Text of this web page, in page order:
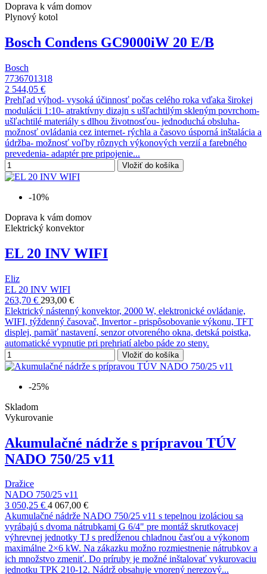
Doprava k vám domov
Plynový kotol
Bosch Condens GC9000iW 20 E/B
Bosch
7736701318
2 544,05 €
Prehľad výhod- vysoká účinnosť počas celého roka vďaka širokej
modulácii 1:10- atraktívny dizajn s ušľachtilým skleným povrchom-
ušľachtilé materiály s dlhou životnosťou- jednoduchá obsluha-
možnosť ovládania cez internet- rýchla a časovo úsporná inštalácia a
údržba- možnosť voľby rôznych výkonových verzií a farebného
prevedenia- adaptér pre pripojenie...
Vložiť do košíka
-10%
Doprava k vám domov
Elektrický konvektor
EL 20 INV WIFI
Eliz
EL 20 INV WIFI
263,70 € 293,00 €
Elektrický nástenný konvektor, 2000 W, elektronické ovládanie,
WIFI, týždenný časovač, Invertor - prispôsobovanie výkonu, TFT
displej, pamäť nastavení, senzor otvoreného okna, detská poistka,
automatické vypnutie pri prehriatí alebo páde zo steny.
Vložiť do košíka
-25%
Skladom
Vykurovanie
Akumulačné nádrže s prípravou TÚV
NADO 750/25 v11
Dražice
NADO 750/25 v11
3 050,25 € 4 067,00 €
Akumulačné nádrže NADO 750/25 v11 s tepelnou izoláciou sa
vyrábajú s dvoma nátrubkami G 6/4" pre montáž skrutkovacej
výhrevnej jednotky TJ s predĺženou chladnou časťou a výkonom
maximálne 2×6 kW. Na zákazku možno rozmiestnenie nátrubkov a
ich množstvo zmeniť. Do príruby je možné inštalovať vykurovaciu
jednotku TPK 210-12. Nádrž obsahuje vnorený nerezový...